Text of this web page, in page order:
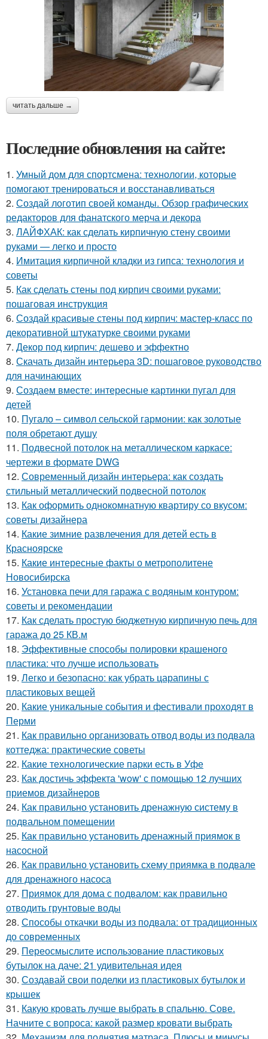
читать дальше →
Последние обновления на сайте:
1. Умный дом для спортсмена: технологии, которые
помогают тренироваться и восстанавливаться
2. Создай логотип своей команды. Обзор графических
редакторов для фанатского мерча и декора
3. ЛАЙФХАК: как сделать кирпичную стену своими
руками — легко и просто
4. Имитация кирпичной кладки из гипса: технология и
советы
5. Как сделать стены под кирпич своими руками:
пошаговая инструкция
6. Создай красивые стены под кирпич: мастер-класс по
декоративной штукатурке своими руками
7. Декор под кирпич: дешево и эффектно
8. Скачать дизайн интерьера 3D: пошаговое руководство
для начинающих
9. Создаем вместе: интересные картинки пугал для
детей
10. Пугало – символ сельской гармонии: как золотые
поля обретают душу
11. Подвесной потолок на металлическом каркасе:
чертежи в формате DWG
12. Современный дизайн интерьера: как создать
стильный металлический подвесной потолок
13. Как оформить однокомнатную квартиру со вкусом:
советы дизайнера
14. Какие зимние развлечения для детей есть в
Красноярске
15. Какие интересные факты о метрополитене
Новосибирска
16. Установка печи для гаража с водяным контуром:
советы и рекомендации
17. Как сделать простую бюджетную кирпичную печь для
гаража до 25 КВ.м
18. Эффективные способы полировки крашеного
пластика: что лучше использовать
19. Легко и безопасно: как убрать царапины с
пластиковых вещей
20. Какие уникальные события и фестивали проходят в
Перми
21. Как правильно организовать отвод воды из подвала
коттеджа: практические советы
22. Какие технологические парки есть в Уфе
23. Как достичь эффекта 'wow' с помощью 12 лучших
приемов дизайнеров
24. Как правильно установить дренажную систему в
подвальном помещении
25. Как правильно установить дренажный приямок в
насосной
26. Как правильно установить схему приямка в подвале
для дренажного насоса
27. Приямок для дома с подвалом: как правильно
отводить грунтовые воды
28. Способы откачки воды из подвала: от традиционных
до современных
29. Переосмыслите использование пластиковых
бутылок на даче: 21 удивительная идея
30. Создавай свои поделки из пластиковых бутылок и
крышек
31. Какую кровать лучше выбрать в спальню. Сове.
Начните с вопроса: какой размер кровати выбрать